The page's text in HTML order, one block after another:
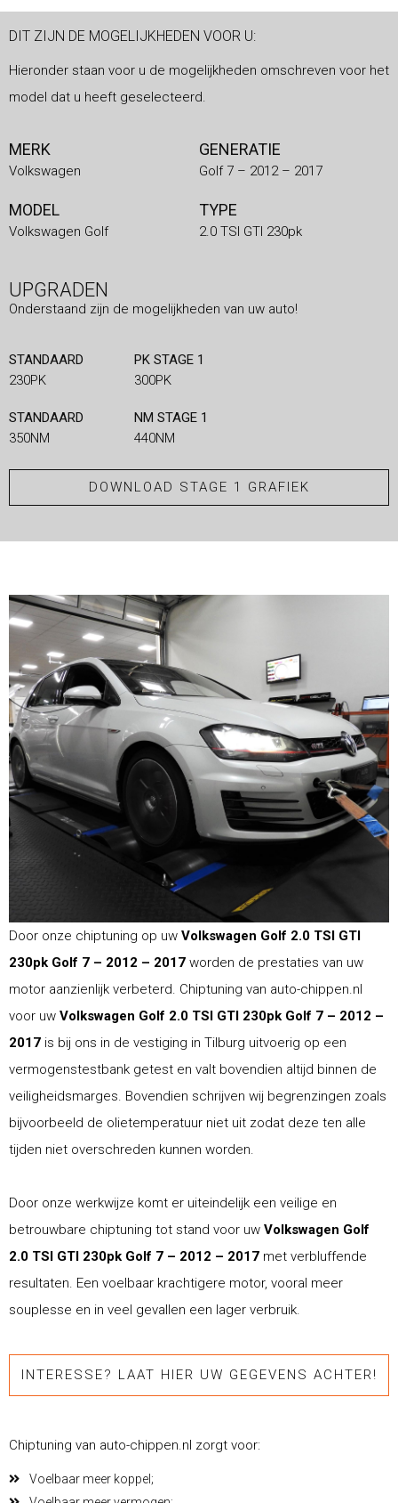
DIT ZIJN DE MOGELIJKHEDEN VOOR U:
Hieronder staan voor u de mogelijkheden omschreven voor het
model dat u heeft geselecteerd.
MERK
Volkswagen
GENERATIE
Golf 7 – 2012 – 2017
MODEL
Volkswagen Golf
TYPE
2.0 TSI GTI 230pk
UPGRADEN
Onderstaand zijn de mogelijkheden van uw auto!
STANDAARD
230PK
PK STAGE 1
300PK
STANDAARD
350NM
NM STAGE 1
440NM
DOWNLOAD STAGE 1 GRAFIEK
Door onze chiptuning op uw Volkswagen Golf 2.0 TSI GTI
230pk Golf 7 – 2012 – 2017 worden de prestaties van uw
motor aanzienlijk verbeterd. Chiptuning van auto-chippen.nl
voor uw Volkswagen Golf 2.0 TSI GTI 230pk Golf 7 – 2012 –
2017 is bij ons in de vestiging in Tilburg uitvoerig op een
vermogenstestbank getest en valt bovendien altijd binnen de
veiligheidsmarges. Bovendien schrijven wij begrenzingen zoals
bijvoorbeeld de olietemperatuur niet uit zodat deze ten alle
tijden niet overschreden kunnen worden.
Door onze werkwijze komt er uiteindelijk een veilige en
betrouwbare chiptuning tot stand voor uw Volkswagen Golf
2.0 TSI GTI 230pk Golf 7 – 2012 – 2017 met verbluffende
resultaten. Een voelbaar krachtigere motor, vooral meer
souplesse en in veel gevallen een lager verbruik.
INTERESSE? LAAT HIER UW GEGEVENS ACHTER!
Chiptuning van auto-chippen.nl zorgt voor:
Voelbaar meer koppel;